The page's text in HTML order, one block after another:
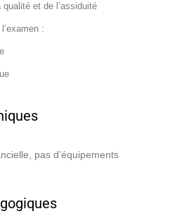
et de l’assiduité
:
pas d’équipements